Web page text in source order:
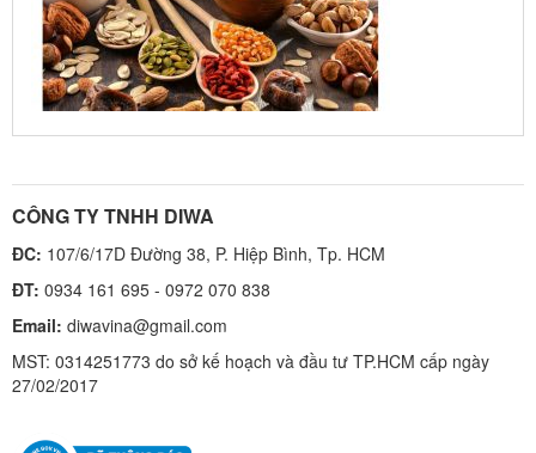
CÔNG TY TNHH DIWA
ĐC: 107/6/17D Đường 38, P. Hiệp Bình, Tp. HCM
ĐT: 0934 161 695 - 0972 070 838
Email: diwavina@gmail.com
MST: 0314251773 do sở kế hoạch và đầu tư TP.HCM cấp ngày
27/02/2017